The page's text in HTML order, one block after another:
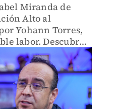
Miranda de
Alto al
Yohann Torres,
labor. Descubre
las víctimas de
y la opacidad